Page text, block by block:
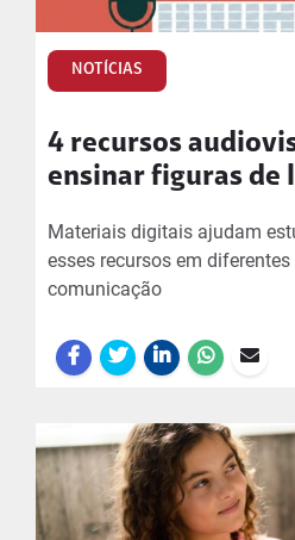
NOTÍCIAS
4 recursos
ensinar figuras de
Materiais digitais ajudam
esses recursos em
comunicação